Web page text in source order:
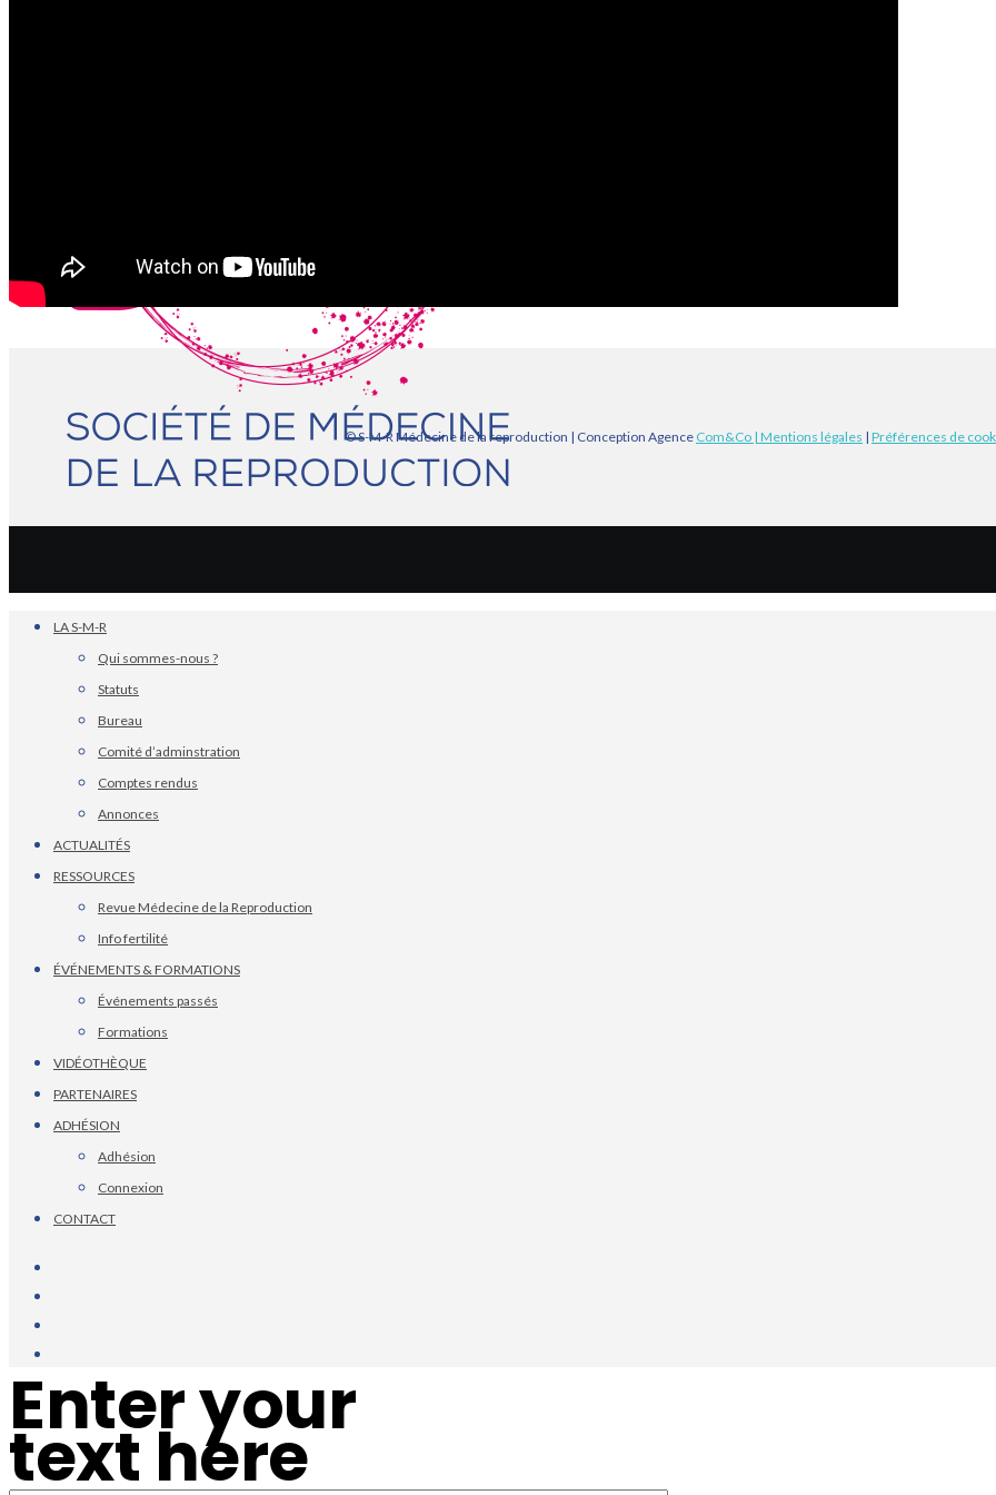
© S-M-R Médecine de la reproduction | Conception Agence Com&Co | Mentions légales | Préférences de
LA S-M-R
Qui sommes-nous ?
Statuts
Bureau
Comité d’adminstration
Comptes rendus
Annonces
ACTUALITÉS
RESSOURCES
Revue Médecine de la Reproduction
Info fertilité
ÉVÉNEMENTS & FORMATIONS
Événements passés
Formations
VIDÉOTHÈQUE
PARTENAIRES
ADHÉSION
Adhésion
Connexion
CONTACT
Enter your
text here